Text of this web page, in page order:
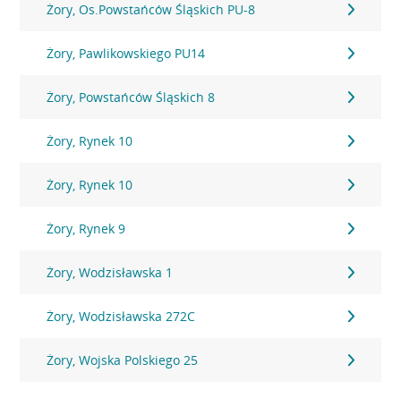
Żory, Os.Powstańców Śląskich PU-8
Żory, Pawlikowskiego PU14
Żory, Powstańców Śląskich 8
Żory, Rynek 10
Żory, Rynek 10
Żory, Rynek 9
Żory, Wodzisławska 1
Żory, Wodzisławska 272C
Żory, Wojska Polskiego 25